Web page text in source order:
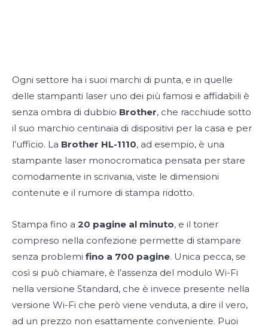
Ogni settore ha i suoi marchi di punta, e in quelle
delle stampanti laser uno dei più famosi e affidabili è
senza ombra di dubbio Brother, che racchiude sotto
il suo marchio centinaia di dispositivi per la casa e per
l’ufficio. La Brother HL-1110, ad esempio, è una
stampante laser monocromatica pensata per stare
comodamente in scrivania, viste le dimensioni
contenute e il rumore di stampa ridotto.
Stampa fino a 20 pagine al minuto, e il toner
compreso nella confezione permette di stampare
senza problemi fino a 700 pagine. Unica pecca, se
così si può chiamare, è l’assenza del modulo Wi-Fi
nella versione Standard, che è invece presente nella
versione Wi-Fi che però viene venduta, a dire il vero,
ad un prezzo non esattamente conveniente. Puoi